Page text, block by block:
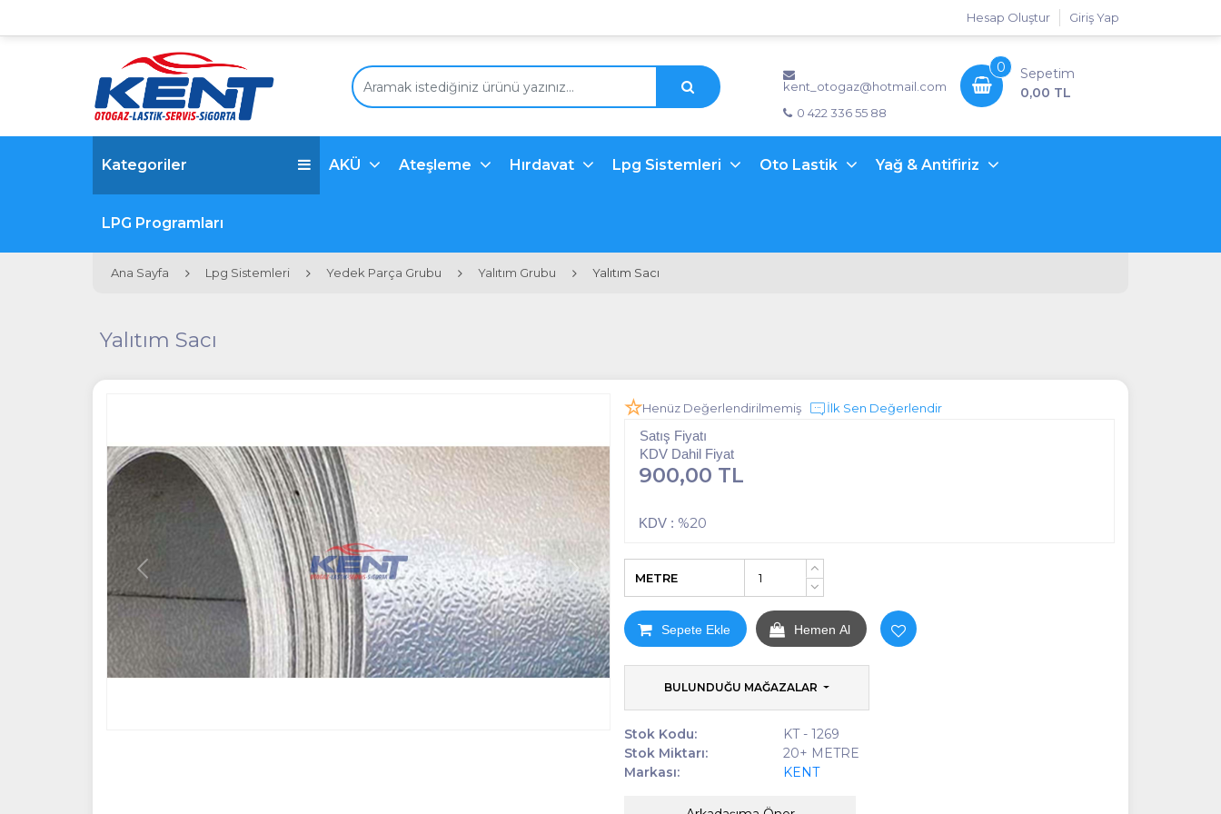
Giriş Yap
Hesap Oluştur
kent_otogaz@hotmail.com
0 422 336 55 88
0
Sepetim
0,00 TL
Kategoriler AKÜ Ateşleme Hırdavat Lpg Sistemleri Oto Lastik Yağ & Antifiriz
LPG Programları
Ana Sayfa Lpg Sistemleri Yedek Parça Grubu Yalıtım Grubu Yalıtım Sacı
Yalıtım Sacı
Henüz Değerlendirilmemiş İlk Sen Değerlendir
Satış Fiyatı
KDV Dahil Fiyat
900,00 TL
KDV : %20
+
METRE
Sepete Ekle Hemen Al
BULUNDUĞU MAĞAZALAR
Stok Kodu:
KT - 1269
Stok Miktarı:
20+ METRE
Markası:
KENT